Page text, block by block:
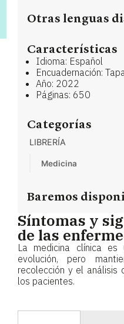
Otras lenguas
Características
Idioma: Español
Encuadernación:
Año: 2022
Páginas: 650
Categorías
LIBRERÍA
Medicina
Baremos
Síntomas y
de las
La medicina clínica es
evolución, pero
recolección y el análisis
los pacientes.